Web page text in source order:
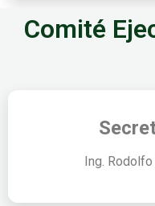
Comité
Ing.